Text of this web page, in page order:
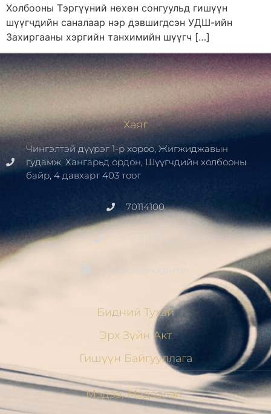
Холбооны Тэргүүний нөхөн сонгуульд гишүүн
шүүгчдийн саналаар нэр дэвшигдсэн УДШ-ийн
Захиргааны хэргийн танхимийн шүүгч […]
Хаяг
Чингэлтэй дүүрэг 1-р хороо, Жигжиджавын
гудамж, Хангарьд ордон, Шүүгчдийн холбооны
байр, 4 давхарт 403 тоот
70114100
contact@judge.mn
Бидний Тухай
Эрх Зүйн Акт
Гишүүн Байгууллага
Мэдээ, Мэдээлэл